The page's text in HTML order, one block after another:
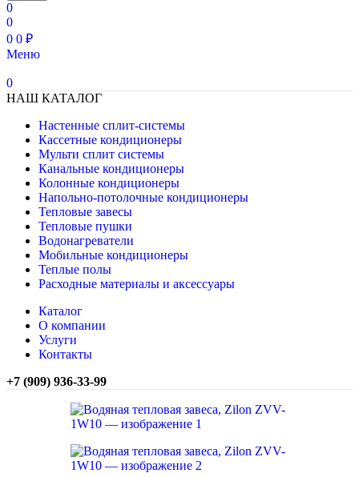
0
0
0 0 ₽
Меню
0
НАШ КАТАЛОГ
Настенные сплит-системы
Кассетные кондиционеры
Мульти сплит системы
Канальные кондиционеры
Колонные кондиционеры
Напольно-потолочные кондиционеры
Тепловые завесы
Тепловые пушки
Водонагреватели
Мобильные кондиционеры
Теплые полы
Расходные материалы и аксессуары
Каталог
О компании
Услуги
Контакты
+7 (909) 936-33-99